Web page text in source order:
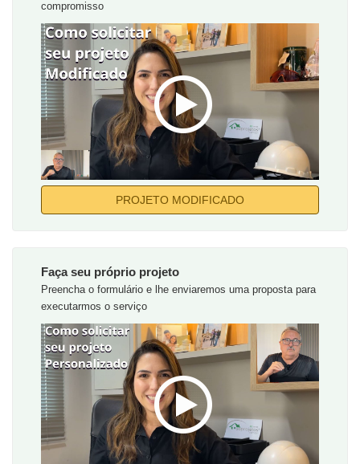
compromisso
PROJETO MODIFICADO
Faça seu próprio projeto
Preencha o formulário e lhe enviaremos uma proposta para
executarmos o serviço